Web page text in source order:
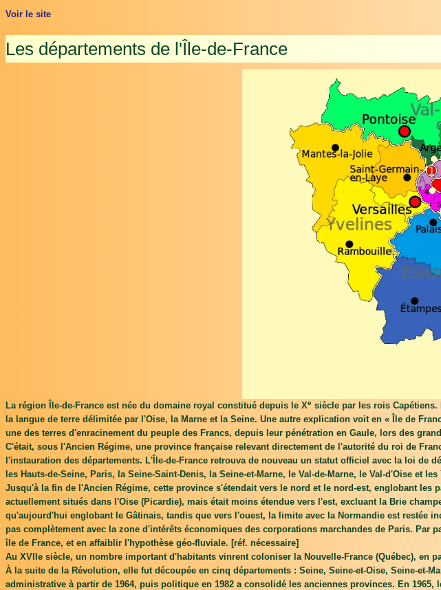
Voir le site
Les départements de l'Île-de-France
La région Île-de-France est née du domaine royal constitué depuis le Xe siècle par les rois
la langue de terre délimitée par l'Oise, la Marne et la Seine. Une autre explication voit en « Île de
une des terres d'enracinement du peuple des Francs, depuis leur pénétration en Gaule, lors des
C'était, sous l'Ancien Régime, une province française relevant directement de l'autorité du roi de
l'instauration des départements. L'Île-de-France retrouva de nouveau un statut officiel avec la loi de
les Hauts-de-Seine, Paris, la Seine-Saint-Denis, la Seine-et-Marne, le Val-de-Marne, le Val-d'Oise et les
Jusqu'à la fin de l'Ancien Régime, cette province s'étendait vers le nord et le nord-est, englobant
actuellement situés dans l'Oise (Picardie), mais était moins étendue vers l'est, excluant la Brie
qu'aujourd'hui englobant le Gâtinais, tandis que vers l'ouest, la limite avec la Normandie est
pas complètement avec la zone d'intérêts économiques des corporations marchandes de Paris.
île de France, et en affaiblir l'hypothèse géo-fluviale. [réf. nécessaire]
Au XVIIe siècle, un nombre important d'habitants vinrent coloniser la Nouvelle-France (Québec), en
À la suite de la Révolution, elle fut découpée en cinq départements : Seine, Seine-et-Oise, Seine-
administrative à partir de 1964, puis politique en 1982 a consolidé les anciennes provinces. En